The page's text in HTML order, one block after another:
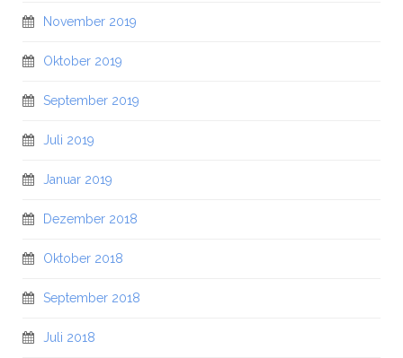
November 2019
Oktober 2019
September 2019
Juli 2019
Januar 2019
Dezember 2018
Oktober 2018
September 2018
Juli 2018